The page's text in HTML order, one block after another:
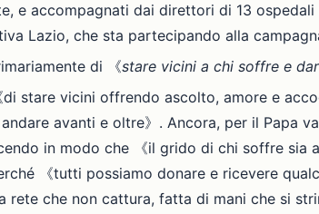
e accompagnati dai direttori di 13
Lazio, che sta partecipando alla
di 《stare vicini a chi soffre e
stare vicini offrendo ascolto, amore e
avanti e oltre》. Ancora, per il Papa
in modo che 《il grido di chi soffre sia
《tutti possiamo donare e ricevere
rete che non cattura, fatta di mani che si